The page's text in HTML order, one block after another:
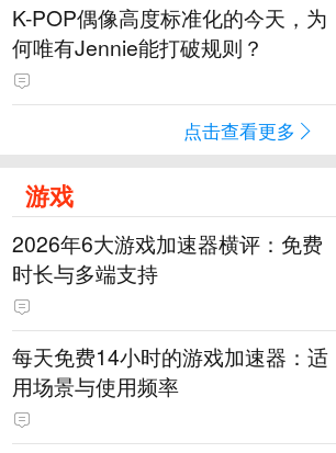
K-POP偶像高度标准化的今天，为
何唯有Jennie能打破规则？
点击查看更多
游戏
2026年6大游戏加速器横评：免费
时长与多端支持
每天免费14小时的游戏加速器：适
用场景与使用频率